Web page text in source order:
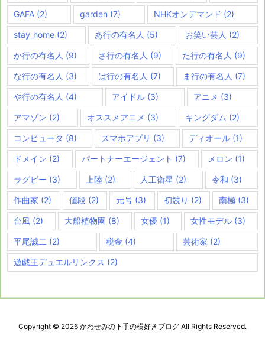
GAFA (2) garden (7) NHKオンデマンド (2)
stay_home (2) あ行の有名人 (5) お笑い芸人 (2)
か行の有名人 (9) さ行の有名人 (9) た行の有名人 (9)
な行の有名人 (3) は行の有名人 (7) ま行の有名人 (7)
や行の有名人 (4) アイドル (3) アニメ (3)
アマゾン (2) オススメアニメ (3) キングダム (2)
コンピュータ (8) スマホアプリ (3) ディオール (1)
ドメイン (2) パートナーエージェント (7) メロン (1)
ラグビー (3) 上陸(2) 人工衛星 (2) 令和 (3)
作曲家 (2) 値段(2) 元号 (3) 初競り (2) 南極 (3)
台風 (2) 大船植物園 (8) 女優(1) 女性モデル (3)
平尾誠二 (2) 税金 (4) 芸術家 (2)
遊戯王デュエルリンクス (2)
Copyright © 2026 かわせみの下手の横好きブログ All Rights Reserved.